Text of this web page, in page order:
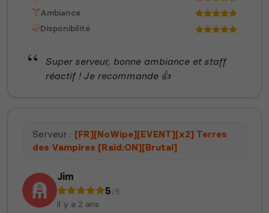
Ambiance
Disponibilité
Super serveur, bonne ambiance et staff
réactif ! Je recommande 👍
Serveur : [FR][NoWipe][EVENT][x2] Terres
des Vampires [Raid:ON][Brutal]
Jim
5/5
il y a 2 ans